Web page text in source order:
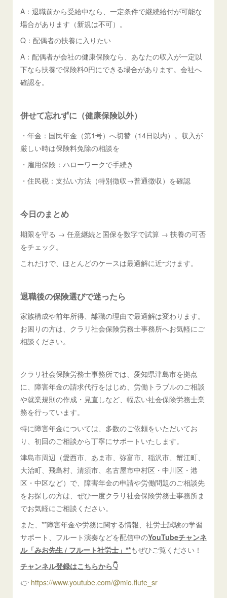
A：退職前から受給中なら、一定条件で継続給付が可能な
場合があります（新規は不可）。
Q：配偶者の扶養に入りたい
A：配偶者が会社の健康保険なら、あなたの収入が一定以
下なら扶養で保険料0円にできる場合があります。会社へ
確認を。
併せて忘れずに（健康保険以外）
・年金：国民年金（第1号）へ切替（14日以内）。収入が
厳しい時は保険料免除の相談を
・雇用保険：ハローワークで手続き
・住民税：支払い方法（特別徴収→普通徴収）を確認
今日のまとめ
期限を守る → 任意継続と国保を数字で試算 → 扶養の可否
をチェック。
これだけで、ほとんどのケースは最適解に近づけます。
退職後の保険選びで迷ったら
家族構成や前年所得、離職の理由で最適解は変わります。
お困りの方は、クラリ社会保険労務士事務所へお気軽にご
相談ください。
クラリ社会保険労務士事務所では、愛知県津島市を拠点
に、障害年金の請求代行をはじめ、労働トラブルのご相談
や就業規則の作成・見直しなど、幅広い社会保険労務士業
務を行っています。
特に障害年金については、多数のご依頼をいただいてお
り、初回のご相談から丁寧にサポートいたします。
津島市周辺（愛西市、あま市、弥富市、稲沢市、蟹江町、
大治町、飛島村、清須市、名古屋市中村区・中川区・港
区・中区など）で、障害年金の申請や労働問題のご相談先
をお探しの方は、ぜひ一度クラリ社会保険労務士事務所ま
でお気軽にご相談ください。
また、**障害年金や労務に関する情報、社労士試験の学習
サポート、フルート演奏などを配信中のYouTubeチャンネ
ル「みお先生 / フルート社労士」**もぜひご覧ください！
チャンネル登録はこちらから👇
👉 https://www.youtube.com/@mio.flute_sr